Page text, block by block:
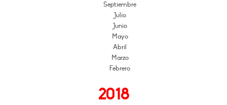
Septiembre
Julio
Junio
Mayo
Abril
Marzo
Febrero
2018